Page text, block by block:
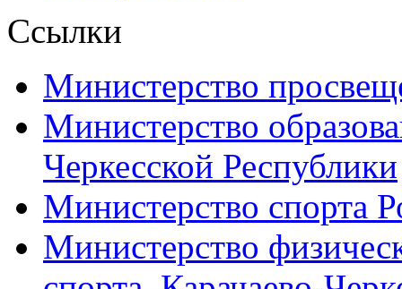
Ссылки
Министерство
Министерство
Черкесской Республики
Министерство спорта
Министерство